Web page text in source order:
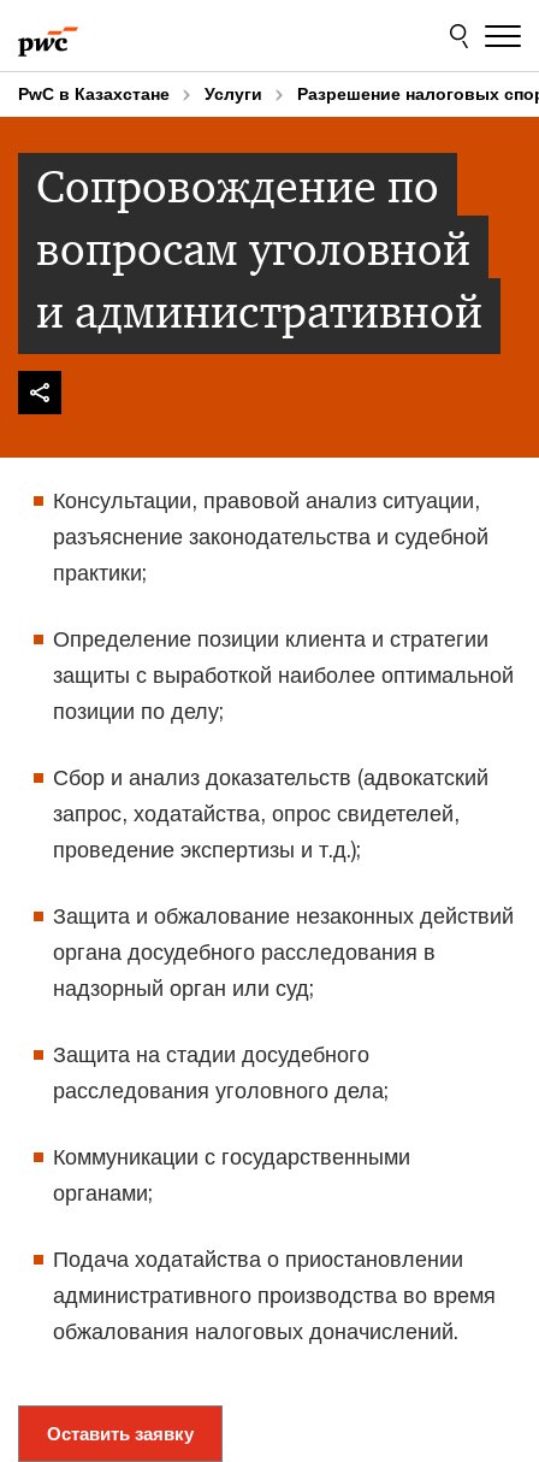
to
content
to
footer
PwC в Казахстане Услуги Разрешение налоговых
Сопровождение по
вопросам уголовной
и административной
Консультации, правовой анализ ситуации,
разъяснение законодательства и судебной
практики;
Определение позиции клиента и стратегии
защиты с выработкой наиболее оптимальной
позиции по делу;
Сбор и анализ доказательств (адвокатский
запрос, ходатайства, опрос свидетелей,
проведение экспертизы и т.д.);
Защита и обжалование незаконных действий
органа досудебного расследования в
надзорный орган или суд;
Защита на стадии досудебного
расследования уголовного дела;
Коммуникации с государственными
органами;
Подача ходатайства о приостановлении
административного производства во время
обжалования налоговых доначислений.
Оставить заявку